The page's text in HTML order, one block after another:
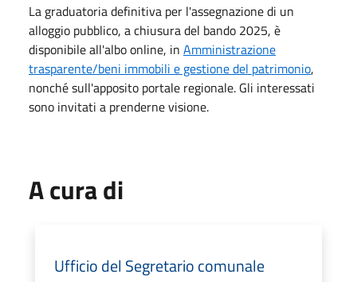
La graduatoria definitiva per l'assegnazione di un
alloggio pubblico, a chiusura del bando 2025, è
disponibile all'albo online, in Amministrazione
trasparente/beni immobili e gestione del patrimonio,
nonché sull'apposito portale regionale. Gli interessati
sono invitati a prenderne visione.
A cura di
Ufficio del Segretario comunale